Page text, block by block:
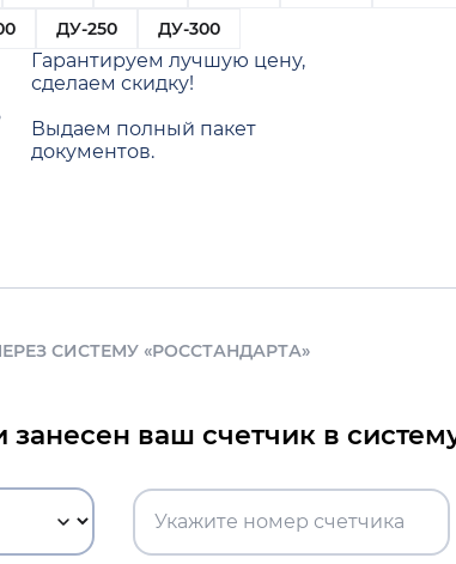
ДУ-250 ДУ-300
Гарантируем лучшую цену,
сделаем скидку!
Выдаем полный пакет
документов.
СИСТЕМУ «РОССТАНДАРТА»
занесен ваш счетчик в